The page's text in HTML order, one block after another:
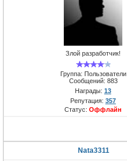
Злой разработчик!
Группа: Пользователи
Сообщений: 883
Награды: 13
Репутация: 357
Статус: Оффлайн
Nata3311